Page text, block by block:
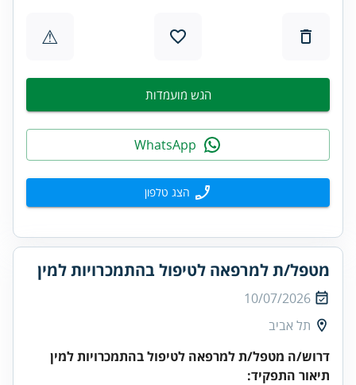
⚠
הגש מועמדות
הצג טלפון
מטפל/ת למרפאה לטיפול בהתמכרויות למין
10/07/2026
תל אביב
דרוש/ה מטפל/ת למרפאה לטיפול בהתמכרויות למין
תיאור התפקיד: